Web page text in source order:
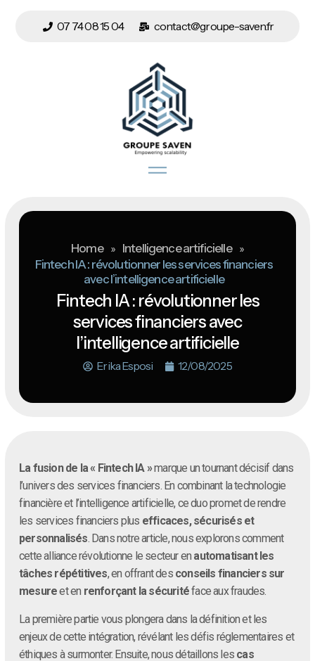
07 74 08 15 04 contact@groupe-saven.fr
Home » Intelligence artificielle »
Fintech IA : révolutionner les services financiers
avec l’intelligence artificielle
Fintech IA : révolutionner les
services financiers avec
l’intelligence artificielle
Erika Esposi 12/08/2025
La fusion de la « Fintech IA »marque un tournant décisif dans
l’univers des services financiers. En combinant la technologie
financière et l’intelligence artificielle, ce duo promet de rendre
les services financiers plus efficaces, sécurisés et
personnalisés. Dans notre article, nous explorons comment
cette alliance révolutionne le secteur en automatisant les
tâches répétitives, en offrant des conseils financiers sur
mesureet en renforçant la sécuritéface aux fraudes.
La première partie vous plongera dans la définition et les
enjeux de cette intégration, révélant les défis réglementaires et
éthiques à surmonter. Ensuite, nous détaillons les cas